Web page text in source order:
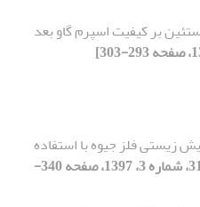
بر کیفیت اسپرم گاو بعد
زیستی فلز جیوه با استفاده
[دوره 31، شماره 3، 1397، صفحه 340-